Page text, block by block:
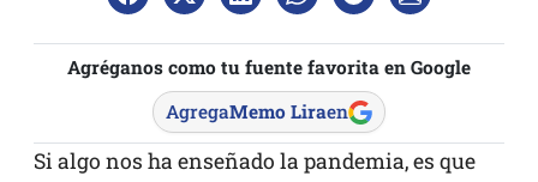
Agréganos como tu fuente favorita en Google
AgregaMemo Liraen
Si algo nos ha enseñado la pandemia, es que